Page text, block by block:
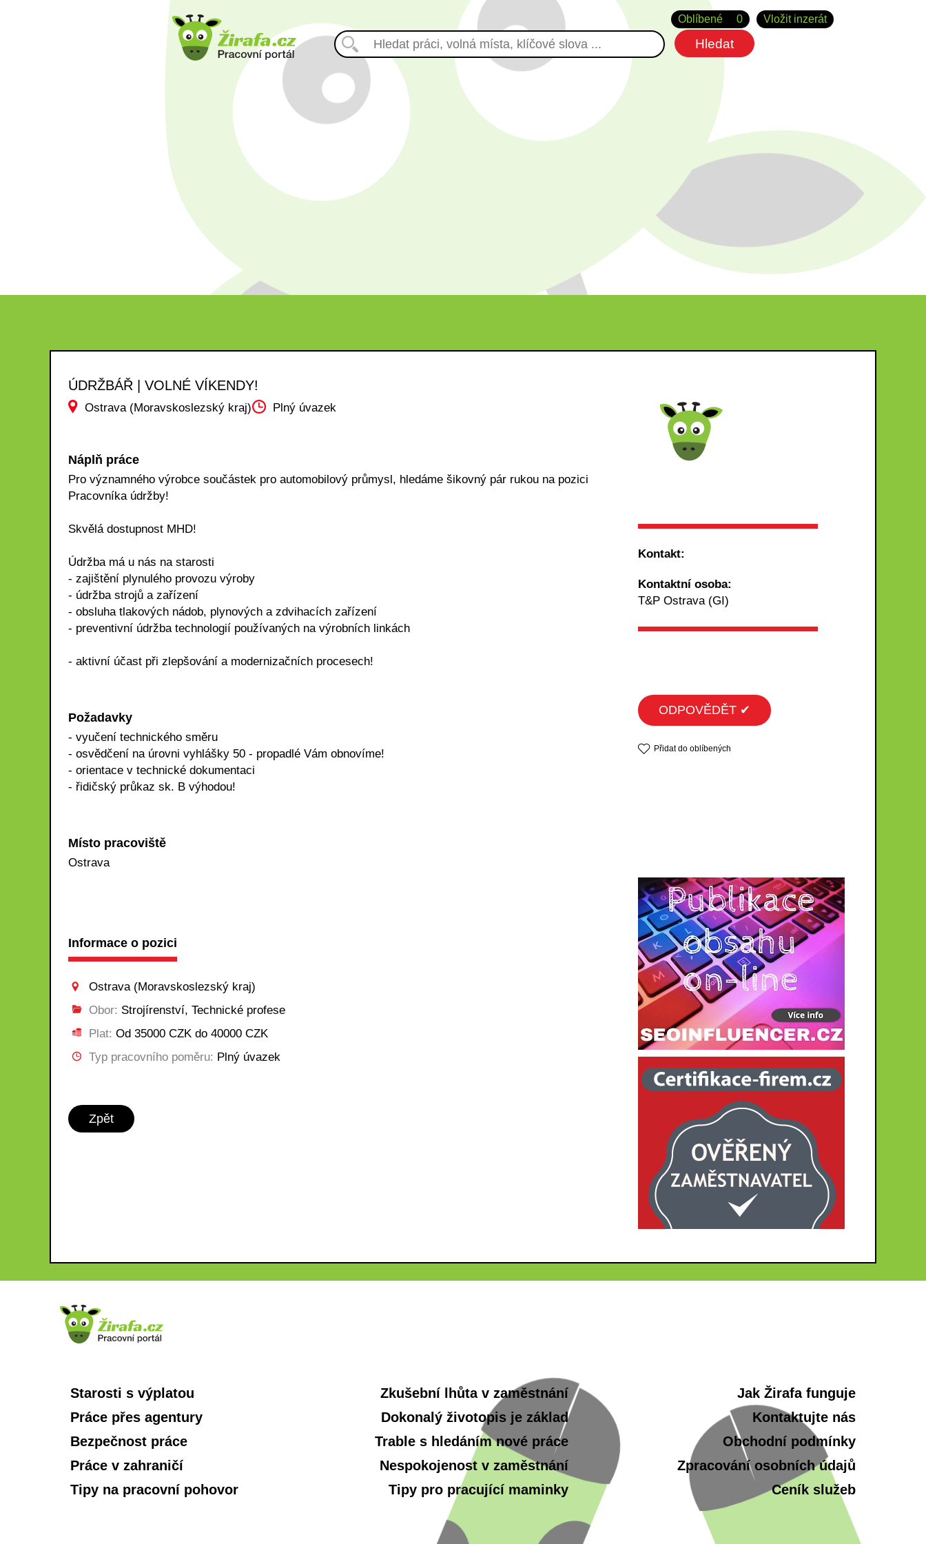
Vložit inzerát
Oblíbené 0
ÚDRŽBÁŘ | VOLNÉ VÍKENDY!
Ostrava (Moravskoslezský kraj) Plný úvazek
Náplň práce
Pro významného výrobce součástek pro automobilový průmysl, hledáme šikovný pár rukou na pozici
Pracovníka údržby!
Skvělá dostupnost MHD!
Údržba má u nás na starosti
- zajištění plynulého provozu výroby
- údržba strojů a zařízení
- obsluha tlakových nádob, plynových a zdvihacích zařízení
- preventivní údržba technologií používaných na výrobních linkách
- aktivní účast při zlepšování a modernizačních procesech!
Požadavky
- vyučení technického směru
- osvědčení na úrovni vyhlášky 50 - propadlé Vám obnovíme!
- orientace v technické dokumentaci
- řidičský průkaz sk. B výhodou!
Místo pracoviště
Ostrava
Informace o pozici
Ostrava (Moravskoslezský kraj)
Obor: Strojírenství, Technické profese
Plat: Od 35000 CZK do 40000 CZK
Typ pracovního poměru: Plný úvazek
Zpět
Kontakt:
Kontaktní osoba:
T&P Ostrava (GI)
ODPOVĚDĚT ✔
Přidat do oblíbených
Starosti s výplatou
Práce přes agentury
Bezpečnost práce
Práce v zahraničí
Tipy na pracovní pohovor
Zkušební lhůta v zaměstnání
Dokonalý životopis je základ
Trable s hledáním nové práce
Nespokojenost v zaměstnání
Tipy pro pracující maminky
Jak Žirafa funguje
Kontaktujte nás
Obchodní podmínky
Zpracování osobních údajů
Ceník služeb